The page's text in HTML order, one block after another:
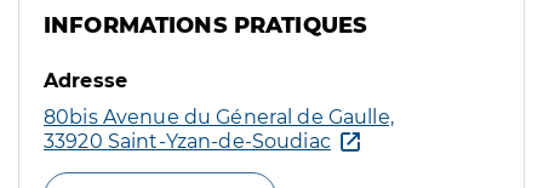
INFORMATIONS PRATIQUES
Adresse
80bis Avenue du Géneral de Gaulle,
33920 Saint-Yzan-de-Soudiac